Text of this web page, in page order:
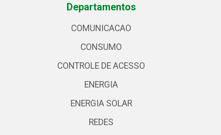
Departamentos
COMUNICACAO
CONSUMO
CONTROLE DE ACESSO
ENERGIA
ENERGIA SOLAR
REDES